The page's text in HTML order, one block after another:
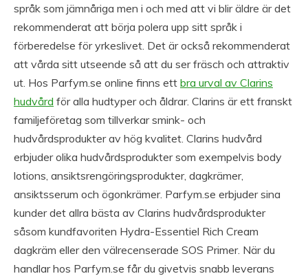
språk som jämnåriga men i och med att vi blir äldre är det
rekommenderat att börja polera upp sitt språk i
förberedelse för yrkeslivet. Det är också rekommenderat
att vårda sitt utseende så att du ser fräsch och attraktiv
ut. Hos Parfym.se online finns ett bra urval av Clarins
hudvård för alla hudtyper och åldrar. Clarins är ett franskt
familjeföretag som tillverkar smink- och
hudvårdsprodukter av hög kvalitet. Clarins hudvård
erbjuder olika hudvårdsprodukter som exempelvis body
lotions, ansiktsrengöringsprodukter, dagkrämer,
ansiktsserum och ögonkrämer. Parfym.se erbjuder sina
kunder det allra bästa av Clarins hudvårdsprodukter
såsom kundfavoriten Hydra-Essentiel Rich Cream
dagkräm eller den välrecenserade SOS Primer. När du
handlar hos Parfym.se får du givetvis snabb leverans